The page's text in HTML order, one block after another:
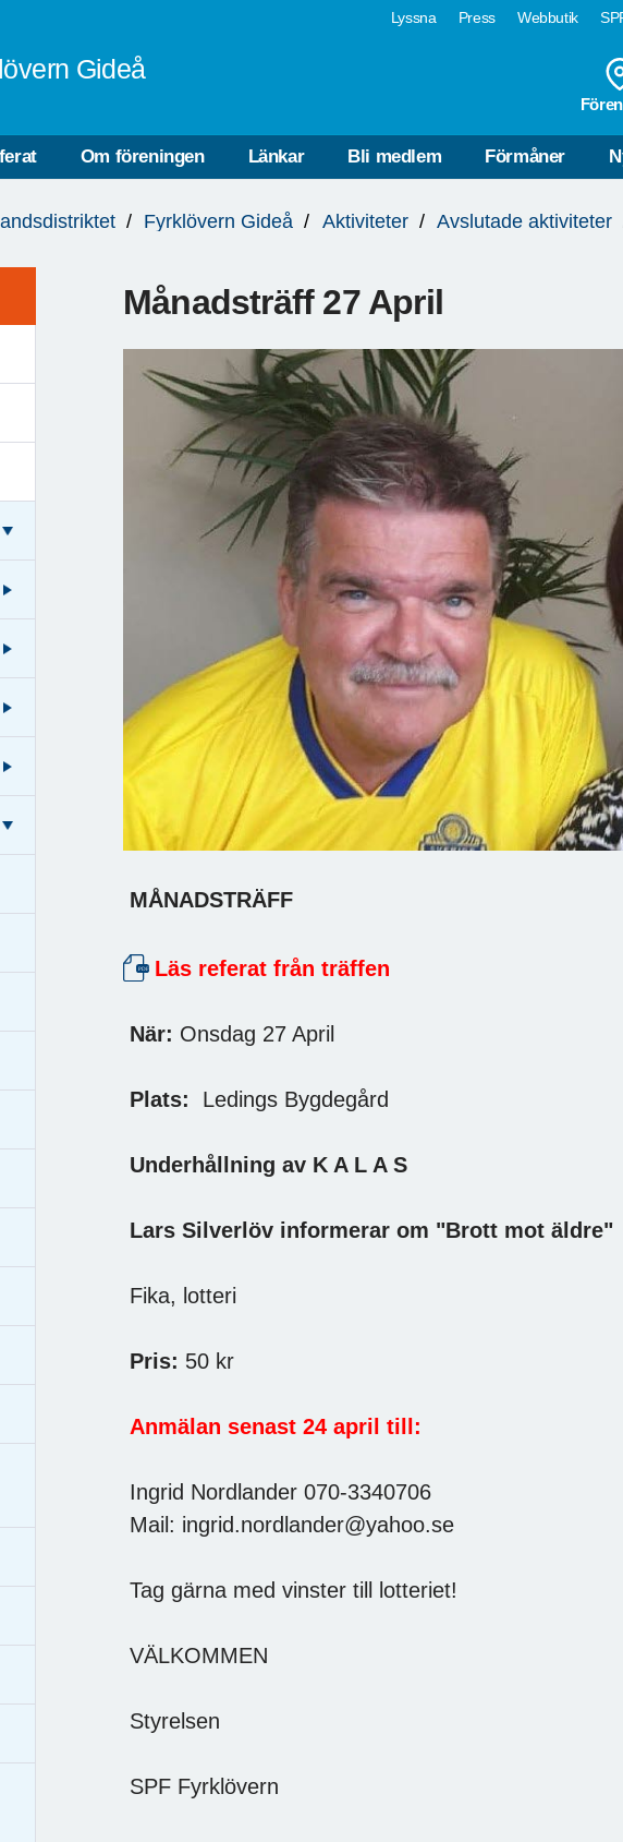
Lyssna Press Webbutik
Gideå
Om föreningen Länkar Bli medlem Förmåner
Fyrklövern Gideå Aktiviteter Avslutade aktiviteter
Månadsträff 27 April
MÅNADSTRÄFF
Läs referat från träffen
När: Onsdag 27 April
Plats: Ledings Bygdegård
Underhållning av K A L A S
Lars Silverlöv informerar om "Brott mot äldre"
Fika, lotteri
Pris: 50 kr
Anmälan senast 24 april till:
Ingrid Nordlander 070-3340706
Mail:
Tag gärna med vinster till lotteriet!
VÄLKOMMEN
Styrelsen
SPF Fyrklövern